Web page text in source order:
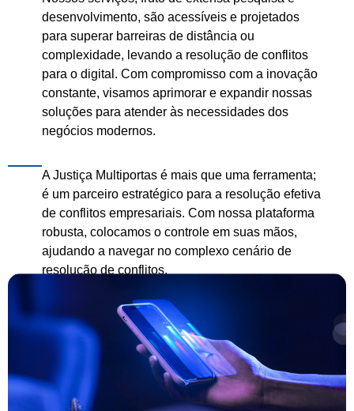
desenvolvimento, são acessíveis e projetados
para superar barreiras de distância ou
complexidade, levando a resolução de conflitos
para o digital. Com compromisso com a inovação
constante, visamos aprimorar e expandir nossas
soluções para atender às necessidades dos
negócios modernos.
A Justiça Multiportas é mais que uma ferramenta;
é um parceiro estratégico para a resolução efetiva
de conflitos empresariais. Com nossa plataforma
robusta, colocamos o controle em suas mãos,
ajudando a navegar no complexo cenário de
resolução de conflitos.